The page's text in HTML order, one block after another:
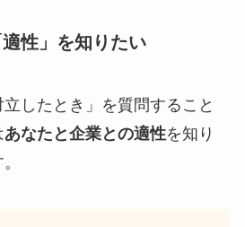
適性」を知りたい
したとき」を質問すること
あなたと企業との適性を知り